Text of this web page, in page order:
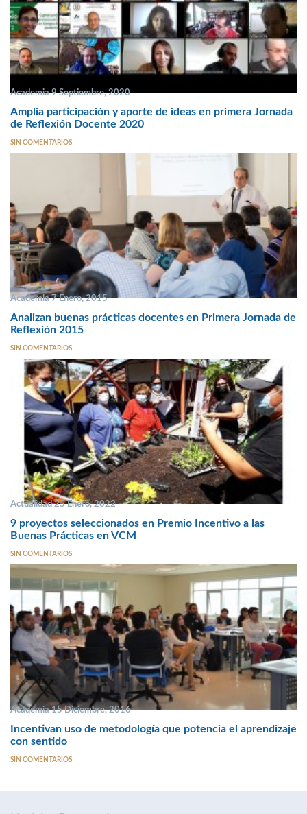
Academia 9 Septiembre, 2020
Amplia participación y aporte de ideas en primera Jornada
de Reflexión Docente 2020
SIN COMENTARIOS
Academia 7 Enero, 2015
Analizan buenas prácticas docentes en Primera Jornada de
Reflexión 2015
SIN COMENTARIOS
Actualidad 25 Enero, 2022
9 proyectos seleccionados en Premio Incentivo a las
Buenas Prácticas en VCM
SIN COMENTARIOS
Academia 15 Diciembre, 2016
Incentivan uso de metodología que potencia el aprendizaje
con sentido
SIN COMENTARIOS